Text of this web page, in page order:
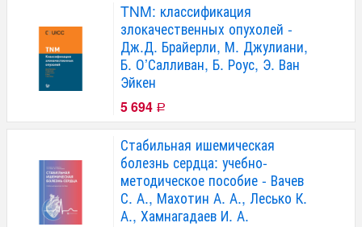
TNM: классификация
злокачественных опухолей -
Дж.Д. Брайерли, М. Джулиани,
Б. О’Салливан, Б. Роус, Э. Ван
Эйкен
5 694 Р
Стабильная ишемическая
болезнь сердца: учебно-
методическое пособие - Вачев
С. А., Махотин А. А., Лесько К.
А., Хамнагадаев И. А.